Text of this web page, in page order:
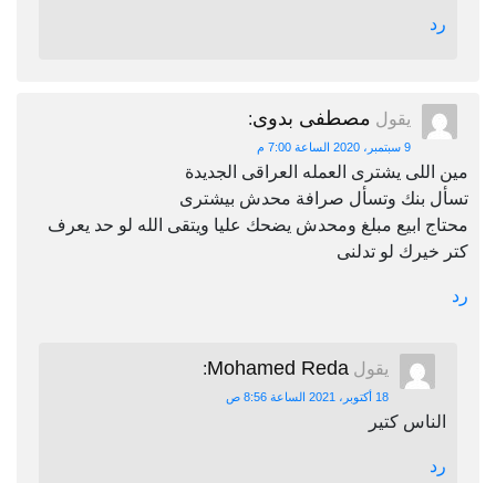
رد
يقول مصطفى بدوى:
9 سبتمبر، 2020 الساعة 7:00 م
مين اللى يشترى العمله العراقى الجديدة
تسأل بنك وتسأل صرافة محدش بيشترى
محتاج ابيع مبلغ ومحدش يضحك عليا ويتقى الله لو حد يعرف
كتر خيرك لو تدلنى
رد
يقول Mohamed Reda
:
18 أكتوبر، 2021 الساعة 8:56 ص
الناس كتير
رد